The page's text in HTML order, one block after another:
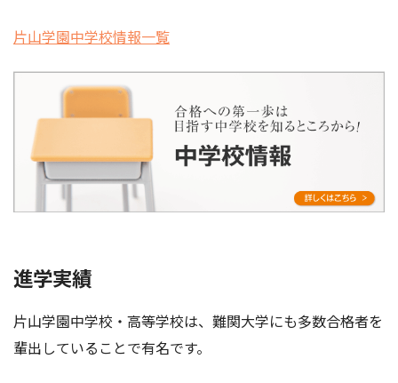
片山学園中学校情報一覧
進学実績
片山学園中学校・高等学校は、難関大学にも多数合格者を
輩出していることで有名です。